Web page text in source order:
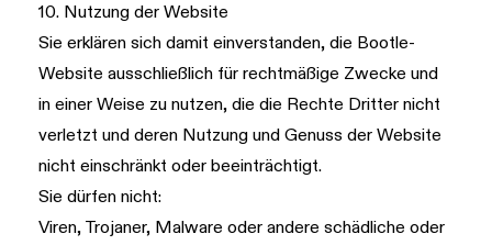
10. Nutzung der Website
Sie erklären sich damit einverstanden, die Bootle-
Website ausschließlich für rechtmäßige Zwecke und
in einer Weise zu nutzen, die die Rechte Dritter nicht
verletzt und deren Nutzung und Genuss der Website
nicht einschränkt oder beeinträchtigt.
Sie dürfen nicht:
Viren, Trojaner, Malware oder andere schädliche oder